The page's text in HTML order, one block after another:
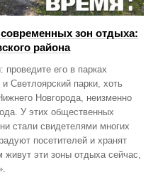
зон отдыха:
района
его в парках
Светлоярский парки, хоть
Новгорода, неизменно
У этих общественных
стали свидетелями многих
посетителей и хранят
живут эти зоны отдыха сейчас,